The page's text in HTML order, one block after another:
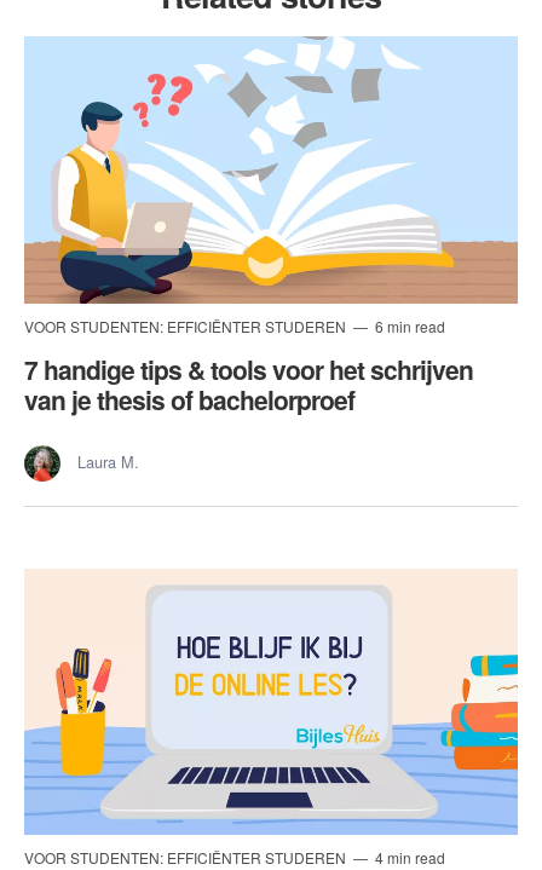
VOOR STUDENTEN: EFFICIËNTER STUDEREN 6 min read
7 handige tips & tools voor het schrijven
van je thesis of bachelorproef
Laura M.
VOOR STUDENTEN: EFFICIËNTER STUDEREN 4 min read